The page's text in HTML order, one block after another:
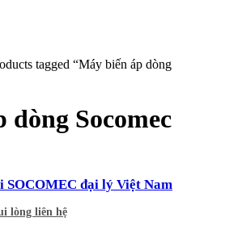
tagged “Máy biến áp dòng
dòng Socomec
SOCOMEC đại lý Việt Nam
lòng liên hệ